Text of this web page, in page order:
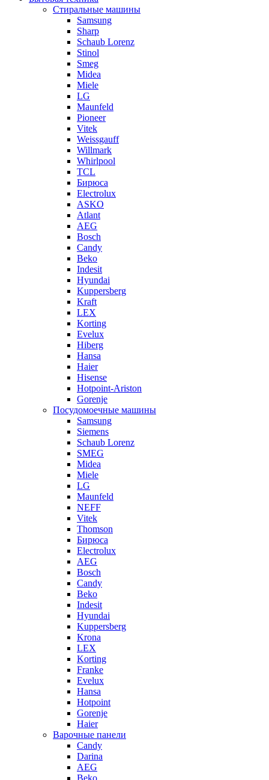
Стиральные машины
Samsung
Sharp
Schaub Lorenz
Stinol
Smeg
Midea
Miele
LG
Maunfeld
Pioneer
Vitek
Weissgauff
Willmark
Whirlpool
TCL
Бирюса
Electrolux
ASKO
Atlant
AEG
Bosch
Candy
Beko
Indesit
Hyundai
Kuppersberg
Kraft
LEX
Korting
Evelux
Hiberg
Hansa
Haier
Hisense
Hotpoint-Ariston
Gorenje
Посудомоечные машины
Samsung
Siemens
Schaub Lorenz
SMEG
Midea
Miele
LG
Maunfeld
NEFF
Vitek
Thomson
Бирюса
Electrolux
AEG
Bosch
Candy
Beko
Indesit
Hyundai
Kuppersberg
Krona
LEX
Korting
Franke
Evelux
Hansa
Hotpoint
Gorenje
Haier
Варочные панели
Candy
Darina
AEG